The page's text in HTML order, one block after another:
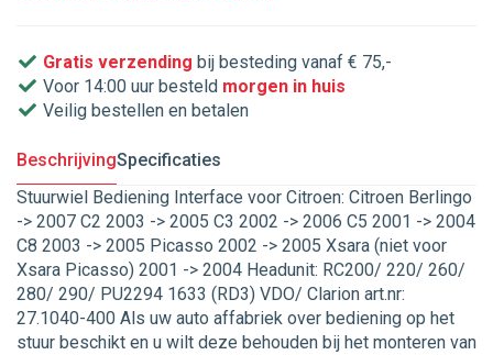
Gratis verzending bij besteding vanaf € 75,-
Voor 14:00 uur besteld morgen in huis
Veilig bestellen en betalen
BeschrijvingSpecificaties
Stuurwiel Bediening Interface voor Citroen: Citroen Berlingo
-> 2007 C2 2003 -> 2005 C3 2002 -> 2006 C5 2001 -> 2004
C8 2003 -> 2005 Picasso 2002 -> 2005 Xsara (niet voor
Xsara Picasso) 2001 -> 2004 Headunit: RC200/ 220/ 260/
280/ 290/ PU2294 1633 (RD3) VDO/ Clarion art.nr:
27.1040-400 Als uw auto affabriek over bediening op het
stuur beschikt en u wilt deze behouden bij het monteren van